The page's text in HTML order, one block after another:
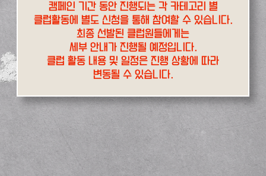
캠페인 기간 동안 진행되는 각 카테고리 별
클럽활동에 별도 신청을 통해 참여할 수 있습니다.
최종 선발된 클럽원들에게는
세부 안내가 진행될 예정입니다.
클럽 활동 내용 및 일정은 진행 상황에 따라
변동될 수 있습니다.